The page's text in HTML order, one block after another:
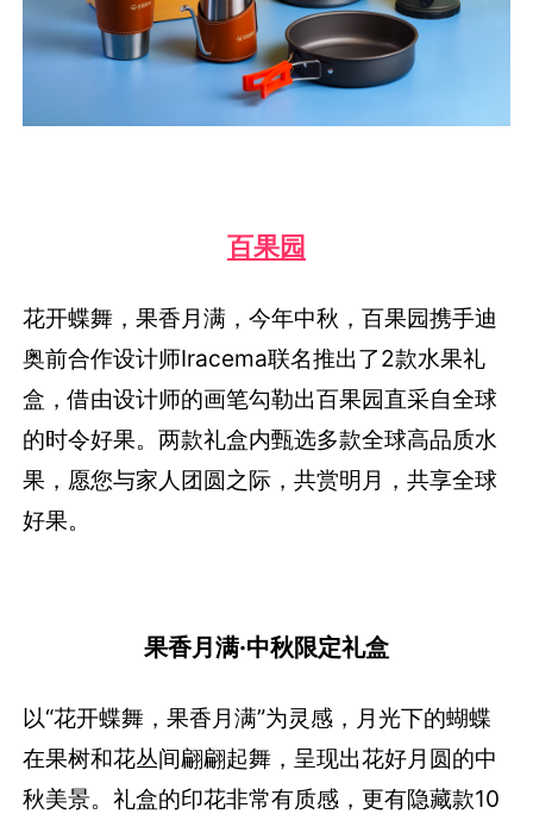
百果园
花开蝶舞，果香月满，今年中秋，百果园携手迪
奥前合作设计师Iracema联名推出了2款水果礼
盒，借由设计师的画笔勾勒出百果园直采自全球
的时令好果。两款礼盒内甄选多款全球高品质水
果，愿您与家人团圆之际，共赏明月，共享全球
好果。
果香月满·中秋限定礼盒
以“花开蝶舞，果香月满”为灵感，月光下的蝴蝶
在果树和花丛间翩翩起舞，呈现出花好月圆的中
秋美景。礼盒的印花非常有质感，更有隐藏款10